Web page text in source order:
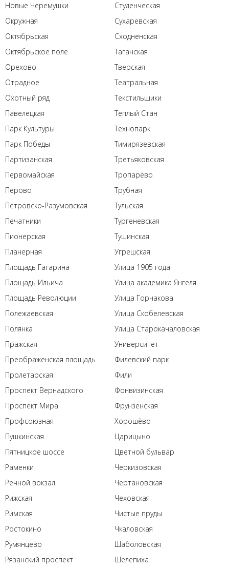
Новые Черемушки
Окружная
Октябрьская
Октябрьское поле
Орехово
Отрадное
Охотный ряд
Павелецкая
Парк Культуры
Парк Победы
Партизанская
Первомайская
Перово
Петровско-Разумовская
Печатники
Пионерская
Планерная
Площадь Гагарина
Площадь Ильича
Площадь Революции
Полежаевская
Полянка
Пражская
Преображенская площадь
Пролетарская
Проспект Вернадского
Проспект Мира
Профсоюзная
Пушкинская
Пятницкое шоссе
Раменки
Речной вокзал
Рижская
Римская
Ростокино
Румянцево
Рязанский проспект
Студенческая
Сухаревская
Сходненская
Таганская
Тверская
Театральная
Текстильщики
Теплый Стан
Технопарк
Тимирязевская
Третьяковская
Тропарёво
Трубная
Тульская
Тургеневская
Тушинская
Угрешская
Улица 1905 года
Улица академика Янгеля
Улица Горчакова
Улица Скобелевская
Улица Старокачаловская
Университет
Филевский парк
Фили
Фонвизинская
Фрунзенская
Хорошёво
Царицыно
Цветной бульвар
Черкизовская
Чертановская
Чеховская
Чистые пруды
Чкаловская
Шаболовская
Шелепиха